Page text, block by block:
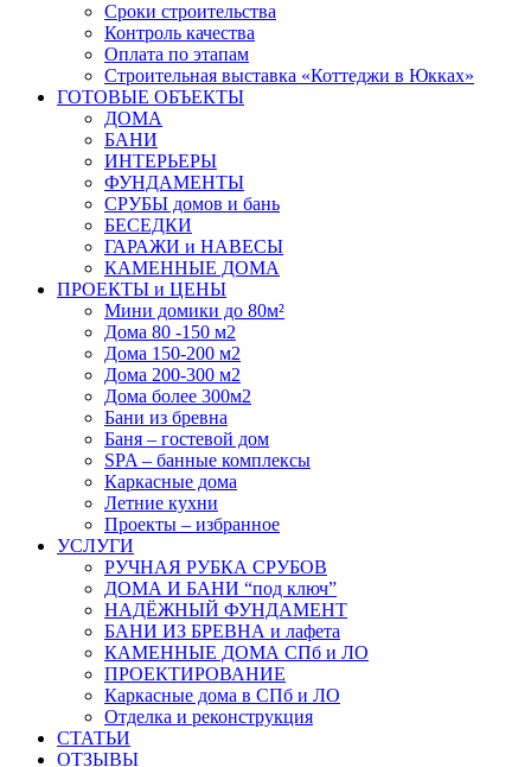
Сроки строительства
Контроль качества
Оплата по этапам
Строительная выставка «Коттеджи в Юкках»
ГОТОВЫЕ ОБЪЕКТЫ
ДОМА
БАНИ
ИНТЕРЬЕРЫ
ФУНДАМЕНТЫ
СРУБЫ домов и бань
БЕСЕДКИ
ГАРАЖИ и НАВЕСЫ
КАМЕННЫЕ ДОМА
ПРОЕКТЫ и ЦЕНЫ
Мини домики до 80м²
Дома 80 -150 м2
Дома 150-200 м2
Дома 200-300 м2
Дома более 300м2
Бани из бревна
Баня – гостевой дом
SPA – банные комплексы
Каркасные дома
Летние кухни
Проекты – избранное
УСЛУГИ
РУЧНАЯ РУБКА СРУБОВ
ДОМА И БАНИ “под ключ”
НАДЁЖНЫЙ ФУНДАМЕНТ
БАНИ ИЗ БРЕВНА и лафета
КАМЕННЫЕ ДОМА СПб и ЛО
ПРОЕКТИРОВАНИЕ
Каркасные дома в СПб и ЛО
Отделка и реконструкция
СТАТЬИ
ОТЗЫВЫ